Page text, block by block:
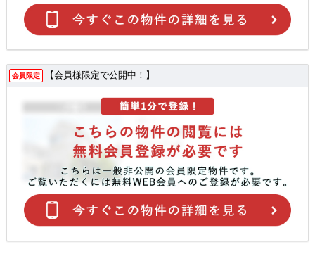
会員限定 【会員様限定で公開中！】